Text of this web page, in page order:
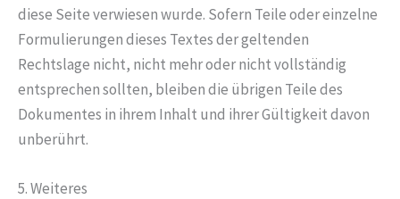
diese Seite verwiesen wurde. Sofern Teile oder einzelne
Formulierungen dieses Textes der geltenden
Rechtslage nicht, nicht mehr oder nicht vollständig
entsprechen sollten, bleiben die übrigen Teile des
Dokumentes in ihrem Inhalt und ihrer Gültigkeit davon
unberührt.
5. Weiteres